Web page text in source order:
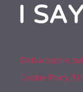
Dichiarazione
Cookie Policy